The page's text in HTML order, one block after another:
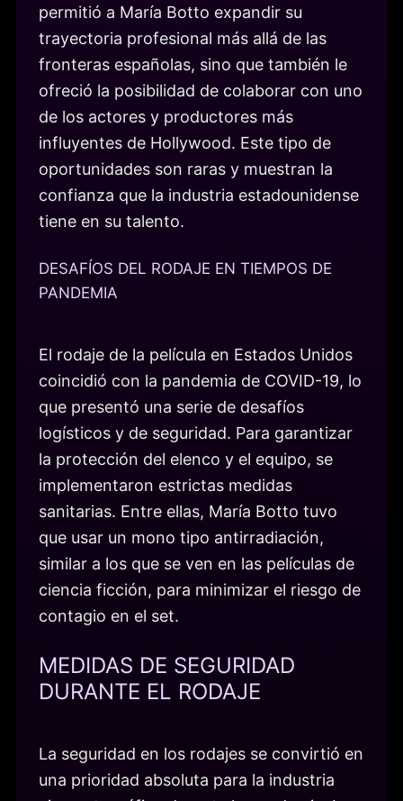
permitió a María Botto expandir su
trayectoria profesional más allá de las
fronteras españolas, sino que también le
ofreció la posibilidad de colaborar con uno
de los actores y productores más
influyentes de Hollywood. Este tipo de
oportunidades son raras y muestran la
confianza que la industria estadounidense
tiene en su talento.
DESAFÍOS DEL RODAJE EN TIEMPOS DE
PANDEMIA
El rodaje de la película en Estados Unidos
coincidió con la pandemia de COVID-19, lo
que presentó una serie de desafíos
logísticos y de seguridad. Para garantizar
la protección del elenco y el equipo, se
implementaron estrictas medidas
sanitarias. Entre ellas, María Botto tuvo
que usar un mono tipo antirradiación,
similar a los que se ven en las películas de
ciencia ficción, para minimizar el riesgo de
contagio en el set.
MEDIDAS DE SEGURIDAD
DURANTE EL RODAJE
La seguridad en los rodajes se convirtió en
una prioridad absoluta para la industria